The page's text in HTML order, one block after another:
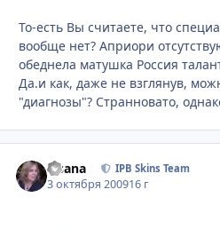
То-есть Вы считаете, что
вообще нет? Априори
обеднела матушка Россия
Да.и как, даже не взглянув,
"диагнозы"? Странновато,
Fisana IPB Skins Team
3 октября 200916 г